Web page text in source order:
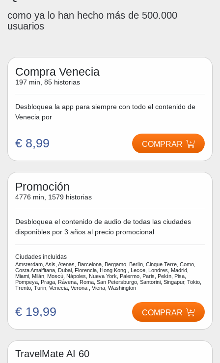
como ya lo han hecho más de 500.000
usuarios
Compra Venecia
197 min, 85 historias
Desbloquea la app para siempre con todo el contenido de
Venecia por
€ 8,99 COMPRAR
Promoción
4776 min, 1579 historias
Desbloquea el contenido de audio de todas las ciudades
disponibles por 3 años al precio promocional
Ciudades incluidas
Amsterdam, Asis, Atenas, Barcelona, Bergamo, Berlín, Cinque Terre, Como,
Costa Amalfitana, Dubai, Florencia, Hong Kong , Lecce, Londres, Madrid,
Miami, Milán, Moscù, Nápoles, Nueva York, Palermo, Paris, Pekín, Pisa,
Pompeya, Praga, Rávena, Roma, San Petersburgo, Santorini, Singapur, Tokio,
Trento, Turin, Venecia, Verona , Viena, Washington
€ 19,99 COMPRAR
TravelMate AI 60